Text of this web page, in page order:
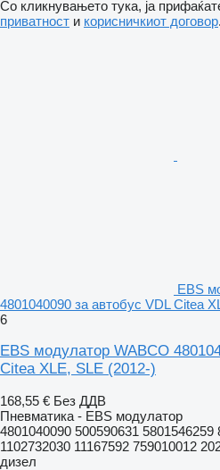
Со кликнувањето тука, ја
приватност и корисничкиот договор.
EBS
4801040090 за автобус VDL Citea
6
EBS модулатор WABCO
Citea XLE, SLE (2012-)
168,55 € Без ДДВ
Пневматика - EBS модулатор
4801040090 500590631 5801546259
1102732030 11167592 759010012
дизел